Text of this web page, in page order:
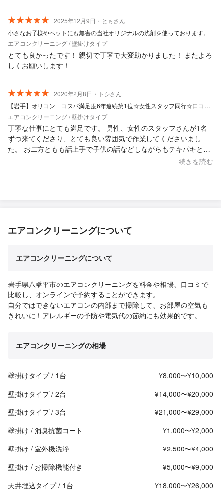
2025年12月9日・ともさん
小さなお子様やペットにも無害の当社オリジナルの洗剤を使っております。
エアコンクリーニング / 壁掛けタイプ
とても良かったです！ 親切で丁寧で大変助かりました！ またよろ
しくお願いします！
2020年2月8日・トシさん
【岩手】オリコン コスパ満足度6年連続第1位☆女性スタッフ同行☆口コミ賞受賞店☆
エアコンクリーニング / 壁掛けタイプ
丁寧な仕事にとても満足です。 男性、女性のスタッフさんが1名
ずつ来てくださり、とても良い雰囲気で作業してくださいまし
た。 お二方ともも話上手で子供の話などしながらもテキパキと作
業しており、作業時間が短く感じました。 次回からも利用させて
続きを読む
エアコンクリーニングについて
エアコンクリーニングについて
岩手県八幡平市のエアコンクリーニングを料金や相場、口コミで
比較し、オンラインで予約することができます。
自分ではできないエアコンの内部まで掃除して、お部屋の空気も
きれいに！アレルギーの予防や電気代の節約にも効果的です。
エアコンクリーニングの相場
壁掛けタイプ / 1台
¥8,000〜¥10,000
壁掛けタイプ / 2台
¥14,000〜¥20,000
壁掛けタイプ / 3台
¥21,000〜¥29,000
壁掛け / 消臭抗菌コート
¥1,000〜¥2,000
壁掛け / 室外機洗浄
¥2,500〜¥4,000
壁掛け / お掃除機能付き
¥5,000〜¥9,000
天井埋込タイプ / 1台
¥18,000〜¥26,000